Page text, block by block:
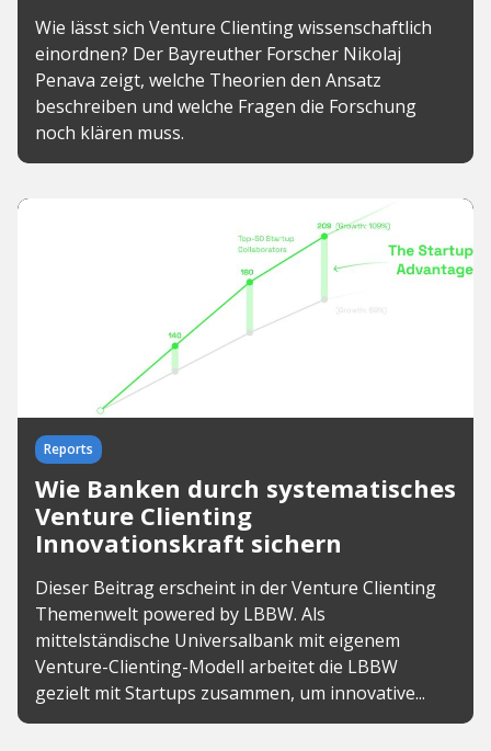
Wie lässt sich Venture Clienting wissenschaftlich
einordnen? Der Bayreuther Forscher Nikolaj
Penava zeigt, welche Theorien den Ansatz
beschreiben und welche Fragen die Forschung
noch klären muss.
Reports
Wie Banken durch systematisches
Venture Clienting
Innovationskraft sichern
Dieser Beitrag erscheint in der Venture Clienting
Themenwelt powered by LBBW. Als
mittelständische Universalbank mit eigenem
Venture-Clienting-Modell arbeitet die LBBW
gezielt mit Startups zusammen, um innovative...